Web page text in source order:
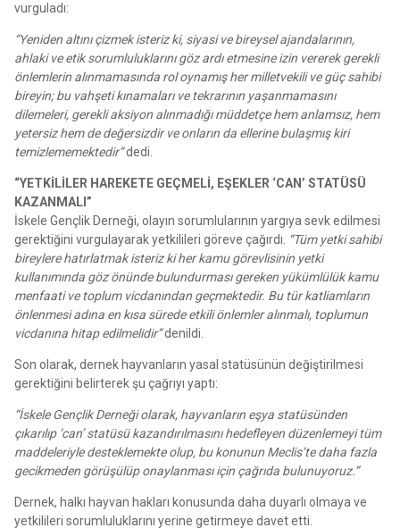
vurguladı:
“Yeniden altını çizmek isteriz ki, siyasi ve bireysel ajandalarının,
ahlaki ve etik sorumluluklarını göz ardı etmesine izin vererek gerekli
önlemlerin alınmamasında rol oynamış her milletvekili ve güç sahibi
bireyin; bu vahşeti kınamaları ve tekrarının yaşanmamasını
dilemeleri, gerekli aksiyon alınmadığı müddetçe hem anlamsız, hem
yetersiz hem de değersizdir ve onların da ellerine bulaşmış kiri
temizlememektedir”dedi.
“YETKİLİLER HAREKETE GEÇMELİ, EŞEKLER ‘CAN’ STATÜSÜ
KAZANMALI”
İskele Gençlik Derneği, olayın sorumlularının yargıya sevk edilmesi
gerektiğini vurgulayarak yetkilileri göreve çağırdı. “Tüm yetki sahibi
bireylere hatırlatmak isteriz ki her kamu görevlisinin yetki
kullanımında göz önünde bulundurması gereken yükümlülük kamu
menfaati ve toplum vicdanından geçmektedir. Bu tür katliamların
önlenmesi adına en kısa sürede etkili önlemler alınmalı, toplumun
vicdanına hitap edilmelidir”denildi.
Son olarak, dernek hayvanların yasal statüsünün değiştirilmesi
gerektiğini belirterek şu çağrıyı yaptı:
“İskele Gençlik Derneği olarak, hayvanların eşya statüsünden
çıkarılıp ‘can’ statüsü kazandırılmasını hedefleyen düzenlemeyi tüm
maddeleriyle desteklemekte olup, bu konunun Meclis’te daha fazla
gecikmeden görüşülüp onaylanması için çağrıda bulunuyoruz.”
Dernek, halkı hayvan hakları konusunda daha duyarlı olmaya ve
yetkilileri sorumluluklarını yerine getirmeye davet etti.